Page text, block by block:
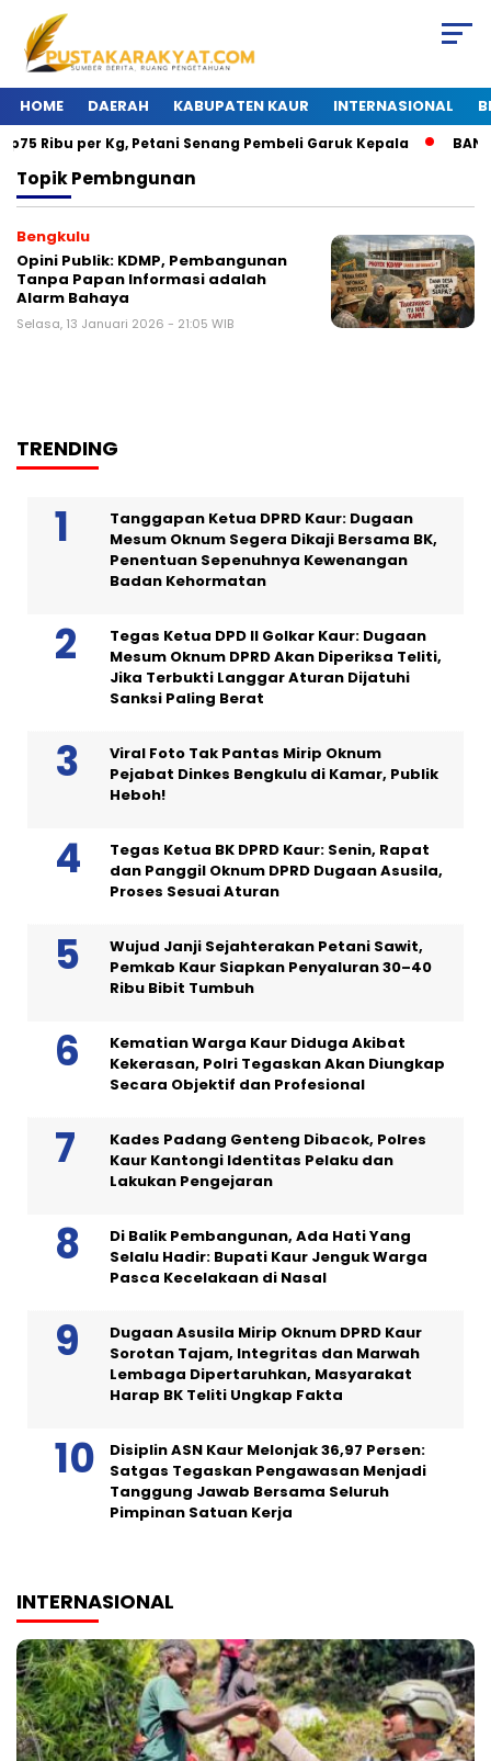
HOME DAERAH KABUPATEN KAUR INTERNASIONAL
Ribu per Kg, Petani Senang Pembeli Garuk Kepala
TopikPembngunan
Bengkulu
Opini Publik: KDMP, Pembangunan
Tanpa Papan Informasi adalah
Alarm Bahaya
Selasa, 13 Januari 2026 - 21:05 WIB
TRENDING
Tanggapan Ketua DPRD Kaur: Dugaan
Mesum Oknum Segera Dikaji Bersama BK,
Penentuan Sepenuhnya Kewenangan
Badan Kehormatan
Tegas Ketua DPD II Golkar Kaur: Dugaan
Mesum Oknum DPRD Akan Diperiksa Teliti,
Jika Terbukti Langgar Aturan Dijatuhi
Sanksi Paling Berat
Viral Foto Tak Pantas Mirip Oknum
Pejabat Dinkes Bengkulu di Kamar, Publik
Heboh!
Tegas Ketua BK DPRD Kaur: Senin, Rapat
dan Panggil Oknum DPRD Dugaan Asusila,
Proses Sesuai Aturan
Wujud Janji Sejahterakan Petani Sawit,
Pemkab Kaur Siapkan Penyaluran 30–40
Ribu Bibit Tumbuh
Kematian Warga Kaur Diduga Akibat
Kekerasan, Polri Tegaskan Akan Diungkap
Secara Objektif dan Profesional
Kades Padang Genteng Dibacok, Polres
Kaur Kantongi Identitas Pelaku dan
Lakukan Pengejaran
Di Balik Pembangunan, Ada Hati Yang
Selalu Hadir: Bupati Kaur Jenguk Warga
Pasca Kecelakaan di Nasal
Dugaan Asusila Mirip Oknum DPRD Kaur
Sorotan Tajam, Integritas dan Marwah
Lembaga Dipertaruhkan, Masyarakat
Harap BK Teliti Ungkap Fakta
Disiplin ASN Kaur Melonjak 36,97 Persen:
Satgas Tegaskan Pengawasan Menjadi
Tanggung Jawab Bersama Seluruh
Pimpinan Satuan Kerja
INTERNASIONAL